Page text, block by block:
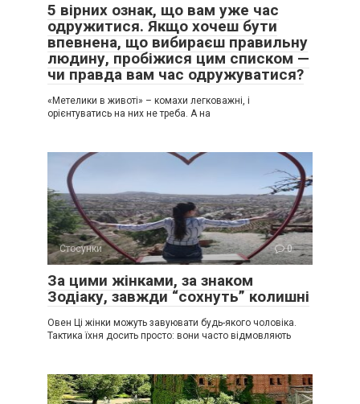
5 вірних ознак, що вам уже час
одружитися. Якщо хочеш бути
впевнена, що вибираєш правильну
людину, пробіжися цим списком —
чи правда вам час одружуватися?
«Метелики в животі» – комахи легковажні, і
орієнтуватись на них не треба. А на
Стосунки 0
За цими жінками, за знаком
Зодіаку, завжди “сохнуть” колишні
Овен Ці жінки можуть завуювати будь-якого чоловіка.
Тактика їхня досить просто: вони часто відмовляють